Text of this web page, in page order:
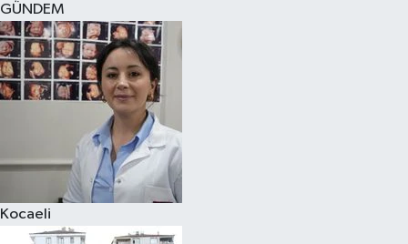
GÜNDEM
Kocaeli
Haber Arşivi